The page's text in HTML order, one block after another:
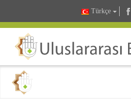
Türkçe